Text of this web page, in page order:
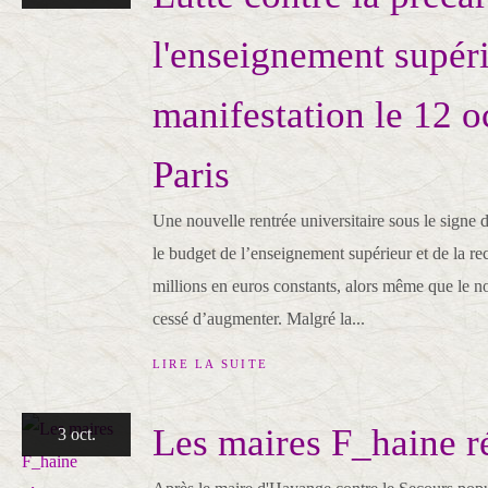
l'enseignement
manifestation le 12
Paris
Une nouvelle rentrée universitaire sous le signe
le budget de l’enseignement supérieur et de la
millions en euros constants, alors même que le
cessé d’augmenter. Malgré la...
LIRE LA SUITE
3 oct. Les maires F_haine